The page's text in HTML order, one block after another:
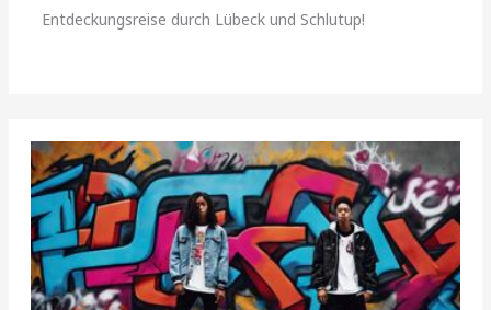
Entdeckungsreise durch Lübeck und Schlutup!